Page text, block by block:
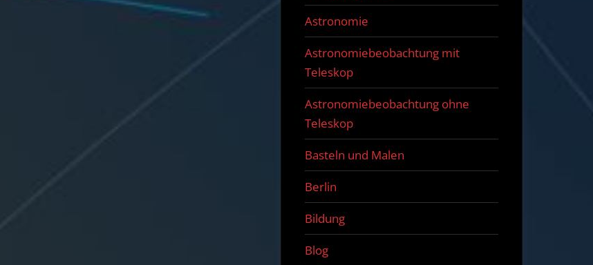
Astronomie
Astronomiebeobachtung mit
Teleskop
Astronomiebeobachtung ohne
Teleskop
Basteln und Malen
Berlin
Bildung
Blog